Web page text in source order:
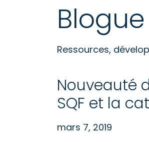
Blogue
Ressources,
Nouveauté
SQF et la
mars 7, 2019